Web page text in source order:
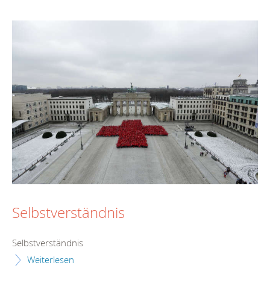
Selbstverständnis
Selbstverständnis
Weiterlesen